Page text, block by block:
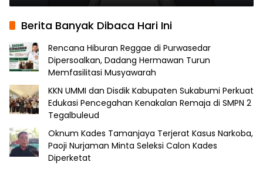
Berita Banyak Dibaca Hari Ini
Rencana Hiburan Reggae di Purwasedar
Dipersoalkan, Dadang Hermawan Turun
Memfasilitasi Musyawarah
KKN UMMI dan Disdik Kabupaten Sukabumi Perkuat
Edukasi Pencegahan Kenakalan Remaja di SMPN 2
Tegalbuleud
Oknum Kades Tamanjaya Terjerat Kasus Narkoba,
Paoji Nurjaman Minta Seleksi Calon Kades
Diperketat